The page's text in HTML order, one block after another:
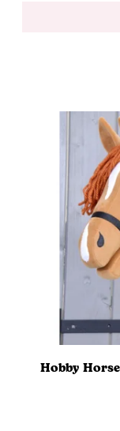
Hobby